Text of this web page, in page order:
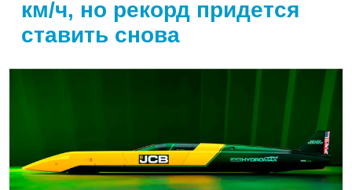
км/ч, но рекорд придется
ставить снова